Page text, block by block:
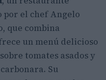
el chef Angelo
que combina
un menú delicioso
tomates asados y
Su